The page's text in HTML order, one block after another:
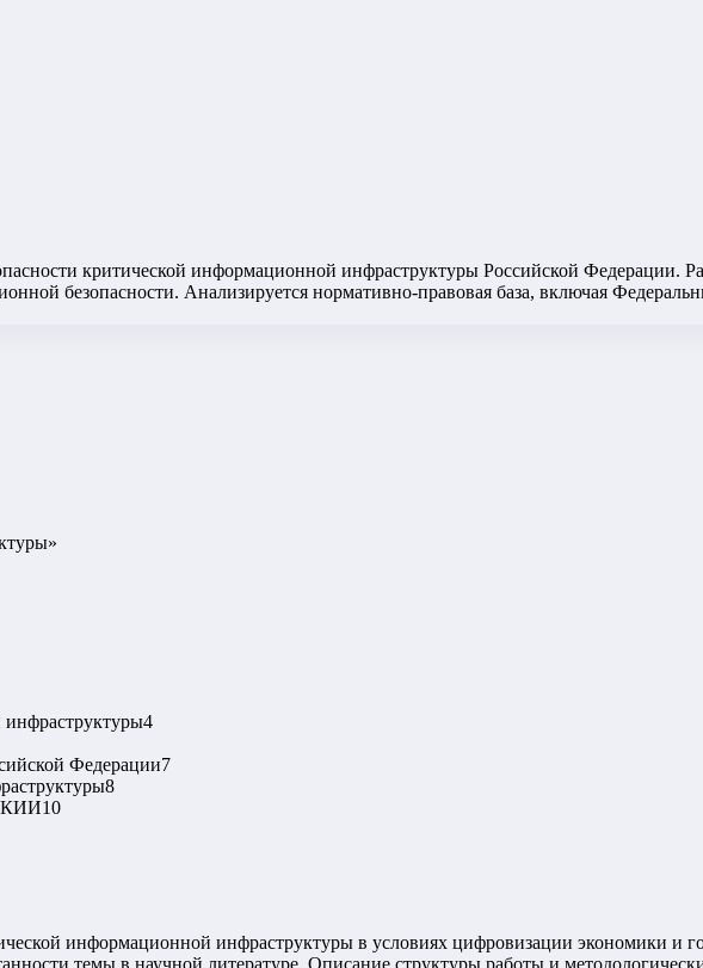
критической информационной инфраструктуры Российской Федерации.
безопасности. Анализируется нормативно-правовая база, включая
»
4
Федерации7
8
КИИ10
информационной инфраструктуры в условиях цифровизации экономики и